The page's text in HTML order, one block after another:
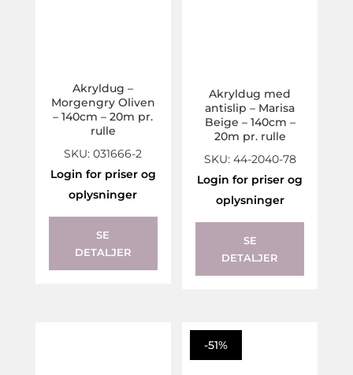
Akryldug –
Morgengry Oliven
– 140cm – 20m pr.
rulle
SKU: 031666-2
Login for priser og
oplysninger
SE
DETALJER
Akryldug med
antislip – Marisa
Beige – 140cm –
20m pr. rulle
SKU: 44-2040-78
Login for priser og
oplysninger
SE
DETALJER
-51%